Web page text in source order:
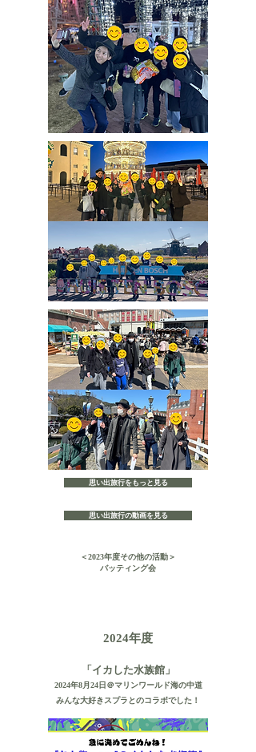
思い出旅行をもっと見る
思い出旅行の動画を見る
＜2023年度その他の活動＞
バッティング会
2024年度
「イカした水族館」
2024年8月24日＠マリンワールド海の中道
​みんな大好きスプラとのコラボでした！